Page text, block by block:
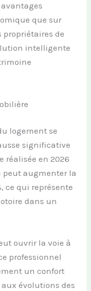
que sur
propriétaires de
intelligente
logement se
significative
réalisée en 2026
peut augmenter la
ce qui représente
dans un
ouvrir la voie à
professionnel
un confort
évolutions des